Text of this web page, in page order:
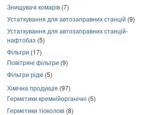
Знищувачі комарів (7)
Устаткування для автозаправних станцій (9)
Устаткування для автозаправних станцій-
нафтобаз (5)
Фільтри (17)
Повітряні фільтри (9)
Фільтри рідкі (5)
Хімічна продукція (97)
Герметики кремнійорганічні (5)
Герметики тіоколові (8)